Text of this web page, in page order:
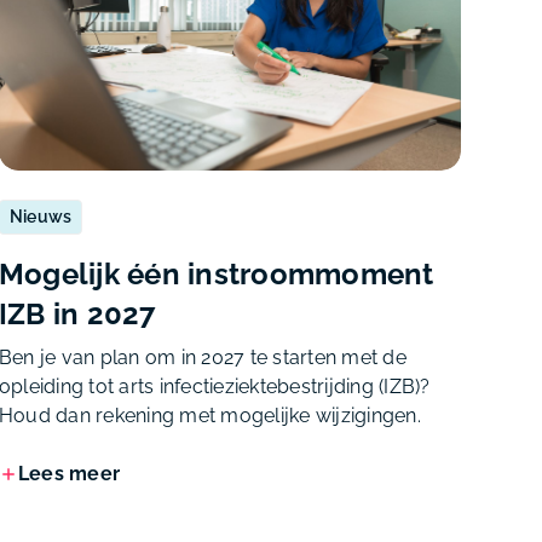
Nieuws
één instroommoment
in 2027
je van plan om in 2027 te starten met de
tot arts infectieziektebestrijding (IZB)?
dan rekening met mogelijke wijzigingen.
Lees meer